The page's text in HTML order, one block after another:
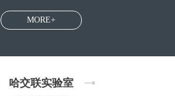
MORE+
哈交联实验室